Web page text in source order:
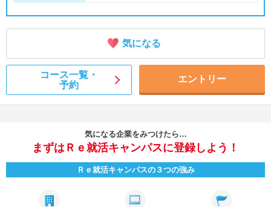
気になる
コース一覧・
予約
エントリー
気になる企業をみつけたら…
まずはＲｅ就活キャンパスに登録しよう！
Ｒｅ就活キャンパスの３つの強み